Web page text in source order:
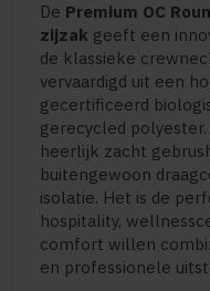
De Premium OC
zijzak geeft een
de klassieke
vervaardigd uit een
gecertificeerd
gerecycled
heerlijk zacht
buitengewoon
isolatie. Het is de
hospitality,
comfort willen
en professionele